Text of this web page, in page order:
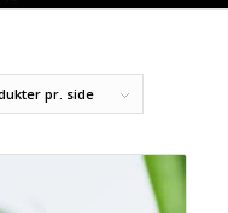
pr. side